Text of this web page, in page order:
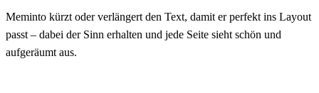
Meminto kürzt oder verlängert den Text, damit er perfekt ins Layout
passt – dabei der Sinn erhalten und jede Seite sieht schön und
aufgeräumt aus.